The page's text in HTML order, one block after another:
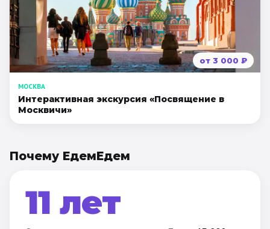
от 3 000 ₽
МОСКВА
Интерактивная экскурсия «Посвящение в
Москвичи»
Почему ЕдемЕдем
11 лет